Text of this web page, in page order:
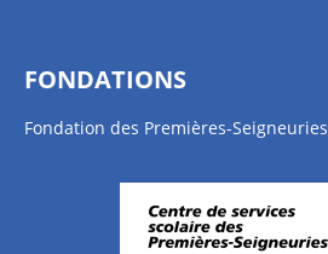
FONDATIONS
Fondation des Premières-Seigneuries